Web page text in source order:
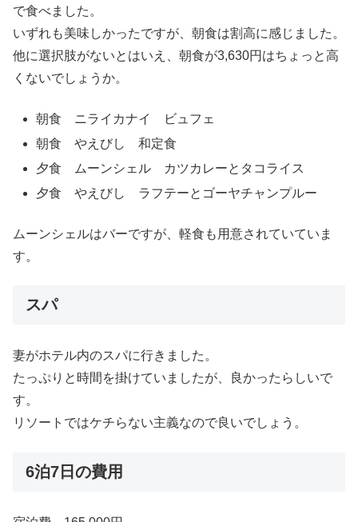
で食べました。
いずれも美味しかったですが、朝食は割高に感じました。
他に選択肢がないとはいえ、朝食が3,630円はちょっと高
くないでしょうか。
朝食 ニライカナイ ビュフェ
朝食 やえびし 和定食
夕食 ムーンシェル カツカレーとタコライス
夕食 やえびし ラフテーとゴーヤチャンプルー
ムーンシェルはバーですが、軽食も用意されていていま
す。
スパ
妻がホテル内のスパに行きました。
たっぷりと時間を掛けていましたが、良かったらしいで
す。
リソートではケチらない主義なので良いでしょう。
6泊7日の費用